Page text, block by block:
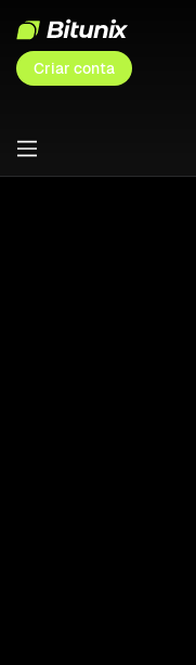
Criar conta